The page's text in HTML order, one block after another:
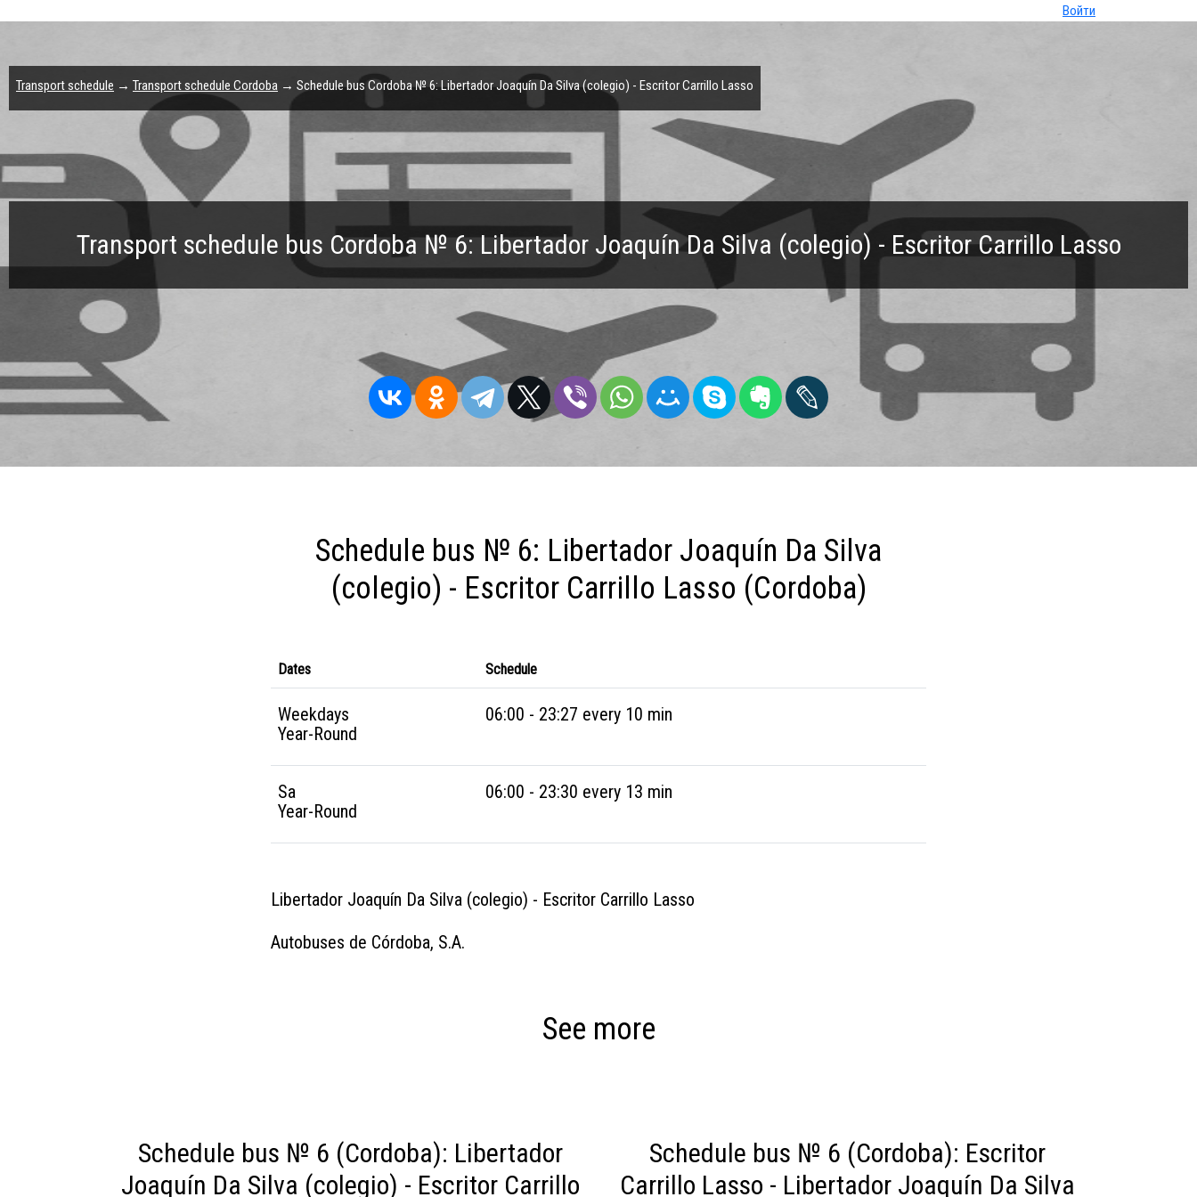
Войти
Transport schedule bus Cordoba № 6: Libertador Joaquín Da Silva (colegio) - Escritor Carrillo Lasso
Transport schedule → Transport schedule Cordoba → Schedule bus Cordoba № 6: Libertador Joaquín Da Silva (colegio) - Escritor Carrillo Lasso
Schedule bus № 6: Libertador Joaquín Da Silva
(colegio) - Escritor Carrillo Lasso (Cordoba)
Dates Schedule
Weekdays
Year-Round
06:00 - 23:27 every 10 min
Sa
Year-Round
06:00 - 23:30 every 13 min
Libertador Joaquín Da Silva (colegio) - Escritor Carrillo Lasso
Autobuses de Córdoba, S.A.
See more
Schedule bus № 6 (Cordoba): Libertador
Joaquín Da Silva (colegio) - Escritor Carrillo
Schedule bus № 6 (Cordoba): Escritor
Carrillo Lasso - Libertador Joaquín Da Silva